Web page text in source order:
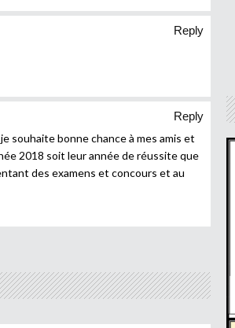
Reply
Reply
souhaite bonne chance à mes amis et
2018 soit leur année de réussite que
des examens et concours et au